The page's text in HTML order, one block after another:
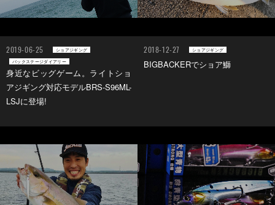
2019-06-25
ショアジギング
バックステージダイアリー
身近なビッグゲーム。ライトショ
アジギング対応モデルBRS-S96ML-
LSJに登場!
2018-12-27 ショアジギング
BIGBACKERでショア鰤